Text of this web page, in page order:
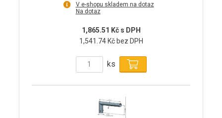
V e-shopu skladem na dotaz
Na dotaz
1,865.51 Kč s DPH
1,541.74 Kč bez DPH
ks